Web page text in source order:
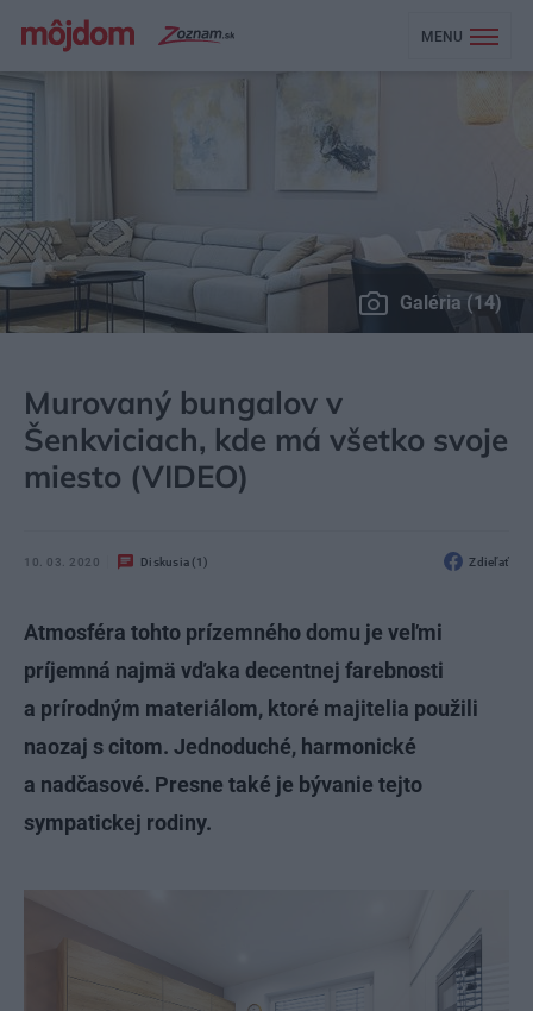
MENU
Galéria (14)
Murovaný bungalov v
Šenkviciach, kde má všetko svoje
miesto (VIDEO)
10. 03. 2020 Diskusia (1) Zdieľať
Atmosféra tohto prízemného domu je veľmi
príjemná najmä vďaka decentnej farebnosti
a prírodným materiálom, ktoré majitelia použili
naozaj s citom. Jednoduché, harmonické
a nadčasové. Presne také je bývanie tejto
sympatickej rodiny.